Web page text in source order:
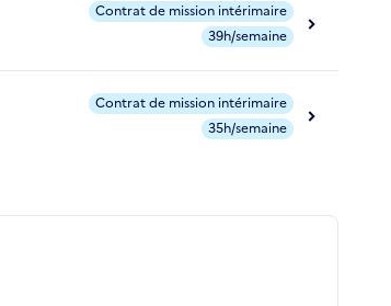
Contrat de mission intérimaire
39h/semaine
Contrat de mission intérimaire
35h/semaine